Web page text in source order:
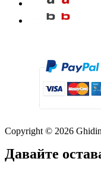
Copyright © 2026
Давайте